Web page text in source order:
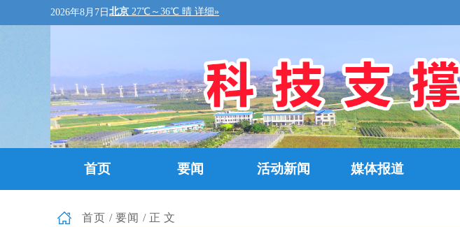
2026年8月7日
首页 要闻 活动新闻 媒体报道
首页 / 要闻 /正文